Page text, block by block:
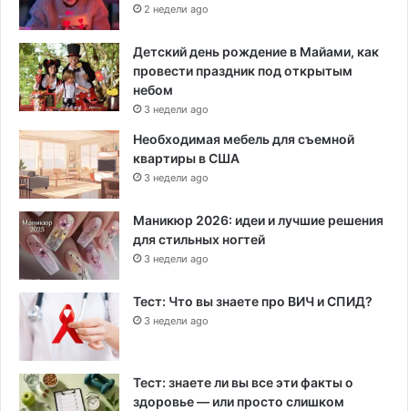
2 недели ago
Детский день рождение в Майами, как
провести праздник под открытым
небом
3 недели ago
Необходимая мебель для съемной
квартиры в США
3 недели ago
Маникюр 2026: идеи и лучшие решения
для стильных ногтей
3 недели ago
Тест: Что вы знаете про ВИЧ и СПИД?
3 недели ago
Тест: знаете ли вы все эти факты о
здоровье — или просто слишком